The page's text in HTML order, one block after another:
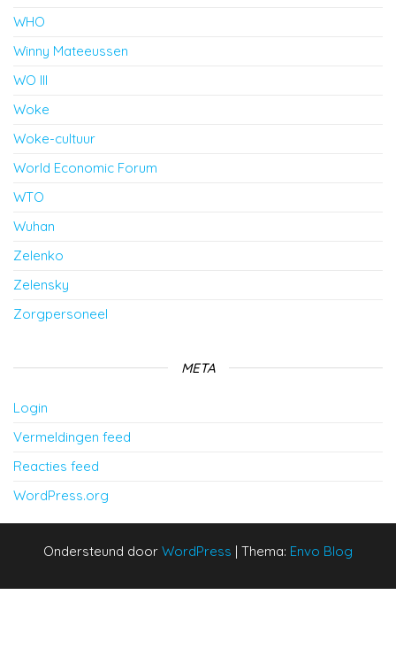
WHO
Winny Mateeussen
WO III
Woke
Woke-cultuur
World Economic Forum
WTO
Wuhan
Zelenko
Zelensky
Zorgpersoneel
META
Login
Vermeldingen feed
Reacties feed
WordPress.org
Ondersteund door WordPress | Thema: Envo Blog